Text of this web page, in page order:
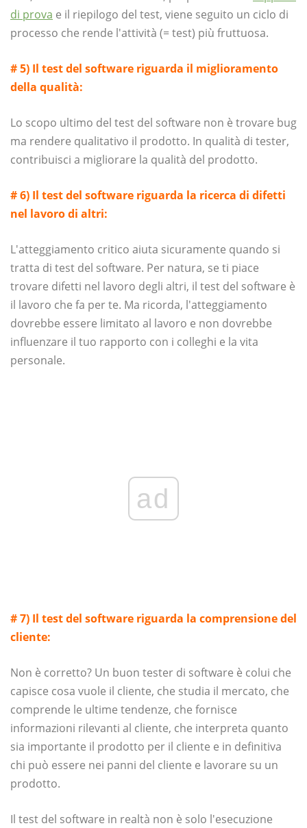
di prova e il riepilogo del test, viene seguito un ciclo di
processo che rende l'attività (= test) più fruttuosa.
# 5) Il test del software riguarda il miglioramento
della qualità:
Lo scopo ultimo del test del software non è trovare bug
ma rendere qualitativo il prodotto. In qualità di tester,
contribuisci a migliorare la qualità del prodotto.
# 6) Il test del software riguarda la ricerca di difetti
nel lavoro di altri:
L'atteggiamento critico aiuta sicuramente quando si
tratta di test del software. Per natura, se ti piace
trovare difetti nel lavoro degli altri, il test del software è
il lavoro che fa per te. Ma ricorda, l'atteggiamento
dovrebbe essere limitato al lavoro e non dovrebbe
influenzare il tuo rapporto con i colleghi e la vita
personale.
ad
# 7) Il test del software riguarda la comprensione del
cliente:
Non è corretto? Un buon tester di software è colui che
capisce cosa vuole il cliente, che studia il mercato, che
comprende le ultime tendenze, che fornisce
informazioni rilevanti al cliente, che interpreta quanto
sia importante il prodotto per il cliente e in definitiva
chi può essere nei panni del cliente e lavorare su un
prodotto.
Il test del software in realtà non è solo l'esecuzione